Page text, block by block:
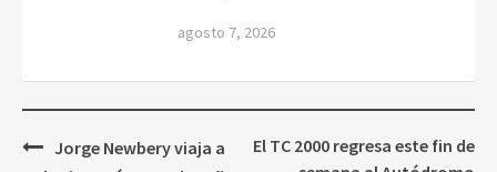
agosto 7, 2026
Navegación
Jorge Newbery viaja a
El TC 2000 regresa este fin de